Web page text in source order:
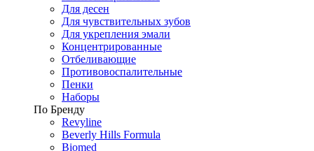
Для десен
Для чувствительных зубов
Для укрепления эмали
Концентрированные
Отбеливающие
Противовоспалительные
Пенки
Наборы
По Бренду
Revyline
Beverly Hills Formula
Biomed